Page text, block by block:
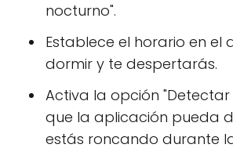
nocturno".
Establece el horario en el
dormir y te despertarás.
Activa la opción
que la aplicación pueda
estás roncando durante